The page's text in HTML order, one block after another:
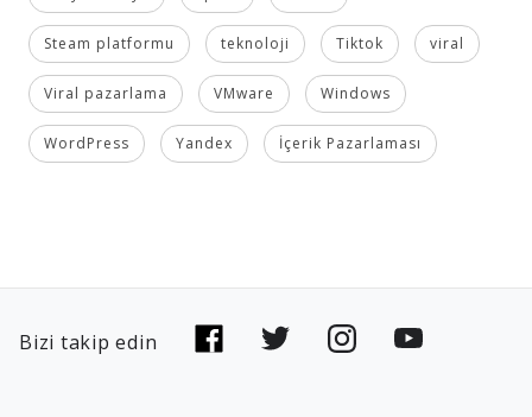
Steam platformu teknoloji Tiktok viral
Viral pazarlama VMware Windows
WordPress Yandex İçerik Pazarlaması
Bizi takip edin